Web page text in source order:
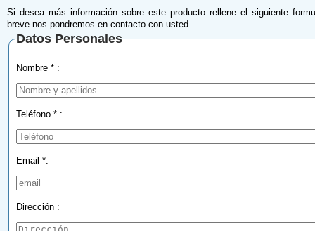
Si desea más información sobre este producto rellene el siguiente
breve nos pondremos en contacto con usted.
Datos Personales
Nombre * :
Teléfono * :
Email *:
Dirección :